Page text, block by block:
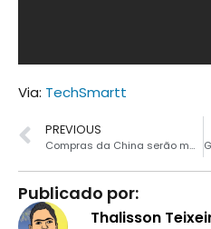
Via: TechSmartt
PREVIOUS
Compras da China serão mais rápidas e mais baratas
Publicado por:
Thalisson